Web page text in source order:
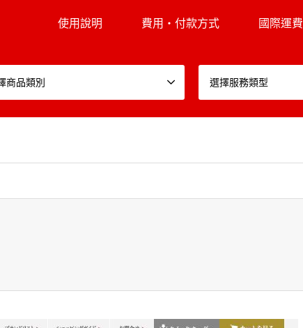
使用說明 費用・付款方式 國際運費
商品類別 選擇服務類型